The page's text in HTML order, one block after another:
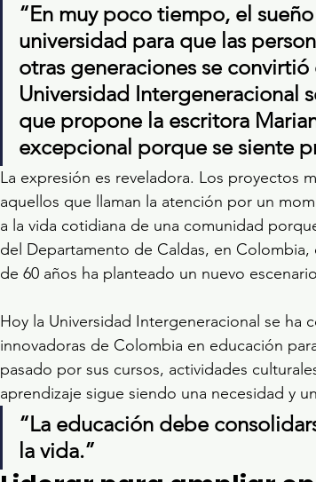
“En muy poco tiempo, el
universidad para que las
otras generaciones se
Universidad Intergeneracional
que propone la escritora
excepcional porque se siente
La expresión es reveladora. Los proyectos
aquellos que llaman la atención por un
a la vida cotidiana de una comunidad
del Departamento de Caldas, en
de 60 años ha planteado un nuevo
Hoy la Universidad Intergeneracional se ha
innovadoras de Colombia en educación
pasado por sus cursos, actividades
aprendizaje sigue siendo una necesidad y
“La educación debe
la vida.”